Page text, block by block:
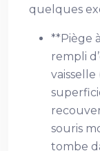
quelques
**Piège
rempli
souris
tombe